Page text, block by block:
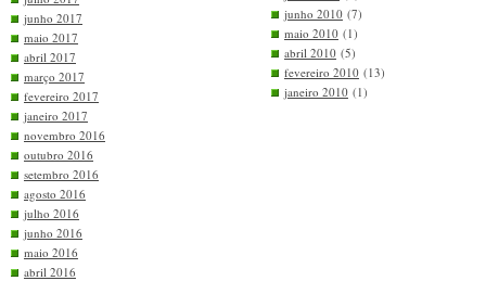
junho 2017
maio 2017
abril 2017
março 2017
fevereiro 2017
janeiro 2017
novembro 2016
outubro 2016
setembro 2016
agosto 2016
julho 2016
junho 2016
maio 2016
abril 2016
junho 2010 (7)
maio 2010 (1)
abril 2010 (5)
fevereiro 2010 (13)
janeiro 2010 (1)